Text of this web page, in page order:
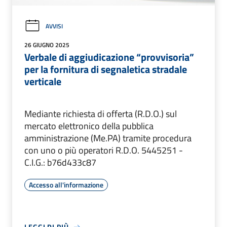
AVVISI
26 GIUGNO 2025
Verbale di aggiudicazione “provvisoria”
per la fornitura di segnaletica stradale
verticale
Mediante richiesta di offerta (R.D.O.) sul
mercato elettronico della pubblica
amministrazione (Me.PA) tramite procedura
con uno o più operatori R.D.O. 5445251 -
C.I.G.: b76d433c87
Accesso all'informazione